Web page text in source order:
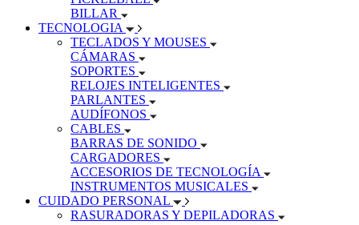
BILLAR
TECNOLOGIA
TECLADOS Y MOUSES
CÁMARAS
SOPORTES
RELOJES INTELIGENTES
PARLANTES
AUDÍFONOS
CABLES
BARRAS DE SONIDO
CARGADORES
ACCESORIOS DE TECNOLOGÍA
INSTRUMENTOS MUSICALES
CUIDADO PERSONAL
RASURADORAS Y DEPILADORAS